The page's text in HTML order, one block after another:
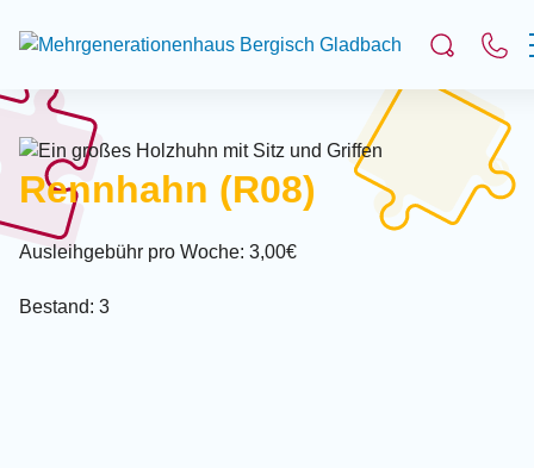
Suchfeld
Suchen
Rennhahn (R08)
Ausleihgebühr pro Woche: 3,00€
Bestand: 3